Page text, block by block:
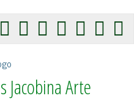
Jacobina Arte